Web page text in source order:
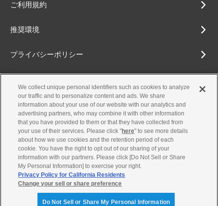
ご利用規約
推奨環境
プライバシーポリシー
アクセシビリティ方針
古物営業法に基づく表示
お問合せ
We collect unique personal identifiers such as cookies to analyze
our traffic and to personalize content and ads. We share
information about your use of our website with our analytics and
advertising partners, who may combine it with other information
that you have provided to them or that they have collected from
your use of their services. Please click "here" to see more details
about how we use cookies and the retention period of each
cookie. You have the right to opt out of our sharing of your
information with our partners. Please click [Do Not Sell or Share
My Personal Information] to exercise your right.
Privacy Policy for California Residents
Change your sell or share preference
Do Not Sell or Share My Personal Information